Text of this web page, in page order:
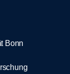
Bonn